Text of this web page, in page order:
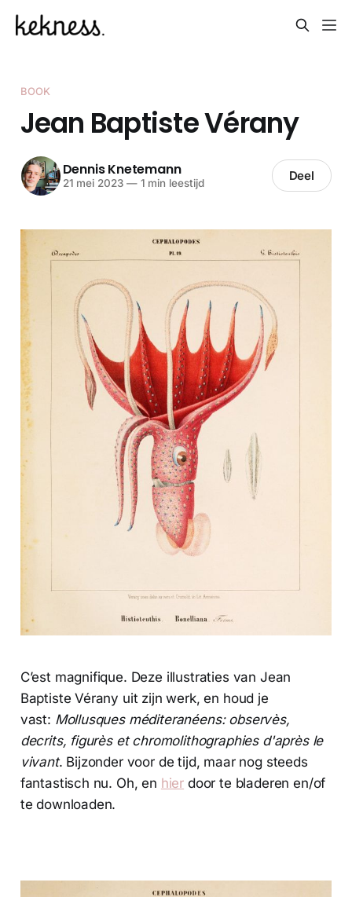
BOOK
Jean Baptiste Vérany
Dennis Knetemann
21 mei 2023 —1 min leestijd Deel
C’est magnifique. Deze illustraties van Jean
Baptiste Vérany uit zijn werk, en houd je
vast: Mollusques méditeranéens: observès,
decrits, figurès et chromolithographies d'après le
vivant. Bijzonder voor de tijd, maar nog steeds
fantastisch nu. Oh, en hier door te bladeren en/of
te downloaden.